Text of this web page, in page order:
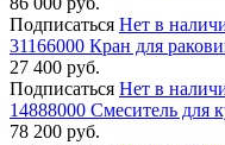
Подписаться Нет в
31166000 Кран для
27 400 руб.
Подписаться Нет в
14888000 Смеситель
78 200 руб.